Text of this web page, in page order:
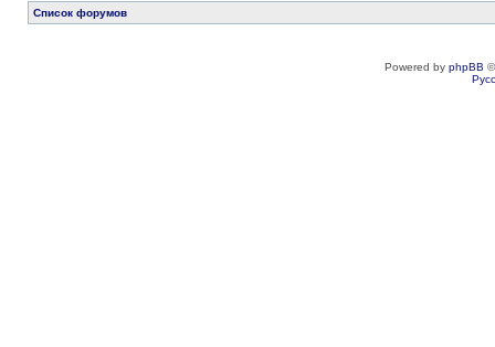
Список форумов
Powered by phpBB